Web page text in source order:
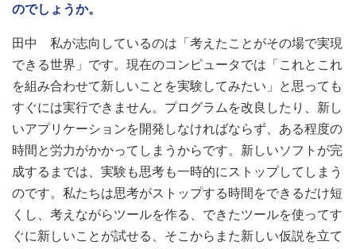
のでしょうか。
田中 私が志向しているのは「考えたことがその場で実現
できる世界」です。現在のコンピュータでは「これとこれ
を組み合わせて新しいことを実験してみたい」と思っても
すぐには実行できません。プログラムを改良したり、新し
いアプリケーションを開発しなければならず、ある程度の
時間と労力がかかってしまうからです。新しいソフトが完
成するまでは、実験も思考も一時的にストップしてしまう
のです。私たちは思考がストップする時間をできるだけ短
くし、考えながらツールを作る、できたツールを使ってす
ぐに新しいことが試せる、そこからまた新しい仮説を立て